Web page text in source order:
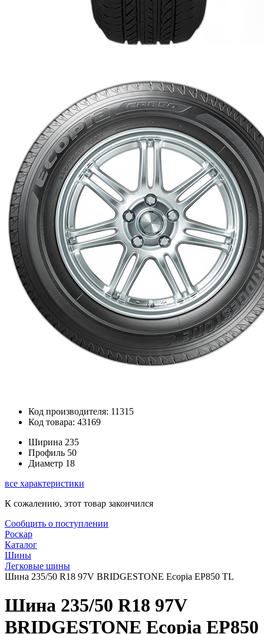
Код производителя: 11315
Код товара: 43169
Ширина 235
Профиль 50
Диаметр 18
все характеристики
К сожалению, этот товар закончился
Сообщить о поступлении
Роскар
Каталог
Шины
Легковые шины
Шина 235/50 R18 97V BRIDGESTONE Ecopia EP850 TL
Шина 235/50 R18 97V
BRIDGESTONE Ecopia EP850